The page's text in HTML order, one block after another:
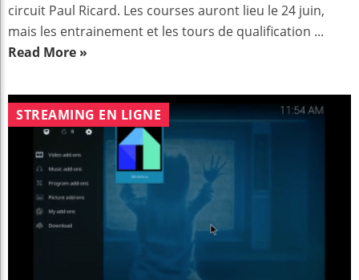
circuit Paul Ricard. Les courses auront lieu le 24 juin,
mais les entrainement et les tours de qualification ...
Read More »
STREAMING EN LIGNE